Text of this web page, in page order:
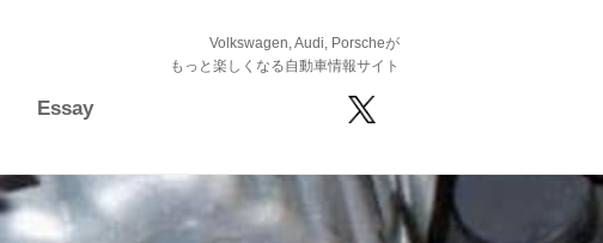
Volkswagen, Audi, Porscheが
もっと楽しくなる自動車情報サイト
Essay